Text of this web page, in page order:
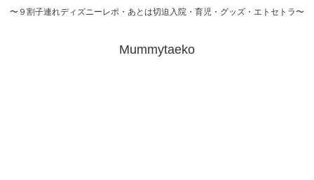
〜９割子連れディズニーレポ・あとは切迫入院・育児・グッズ・エトセトラ〜
Mummytaeko